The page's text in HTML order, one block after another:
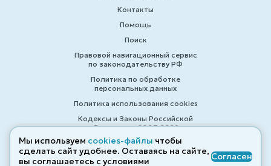
Контакты
Помощь
Поиск
Правовой навигационный сервис
по законодательству РФ
Политика по обработке
персональных данных
Политика использования cookies
Кодексы и Законы Российской
Федерации 2007-2026
© ZAKONRF.INFO
Мы используем cookies-файлы чтобы
сделать сайт удобнее. Оставаясь на сайте,
вы соглашаетесь с условиями
Согласен